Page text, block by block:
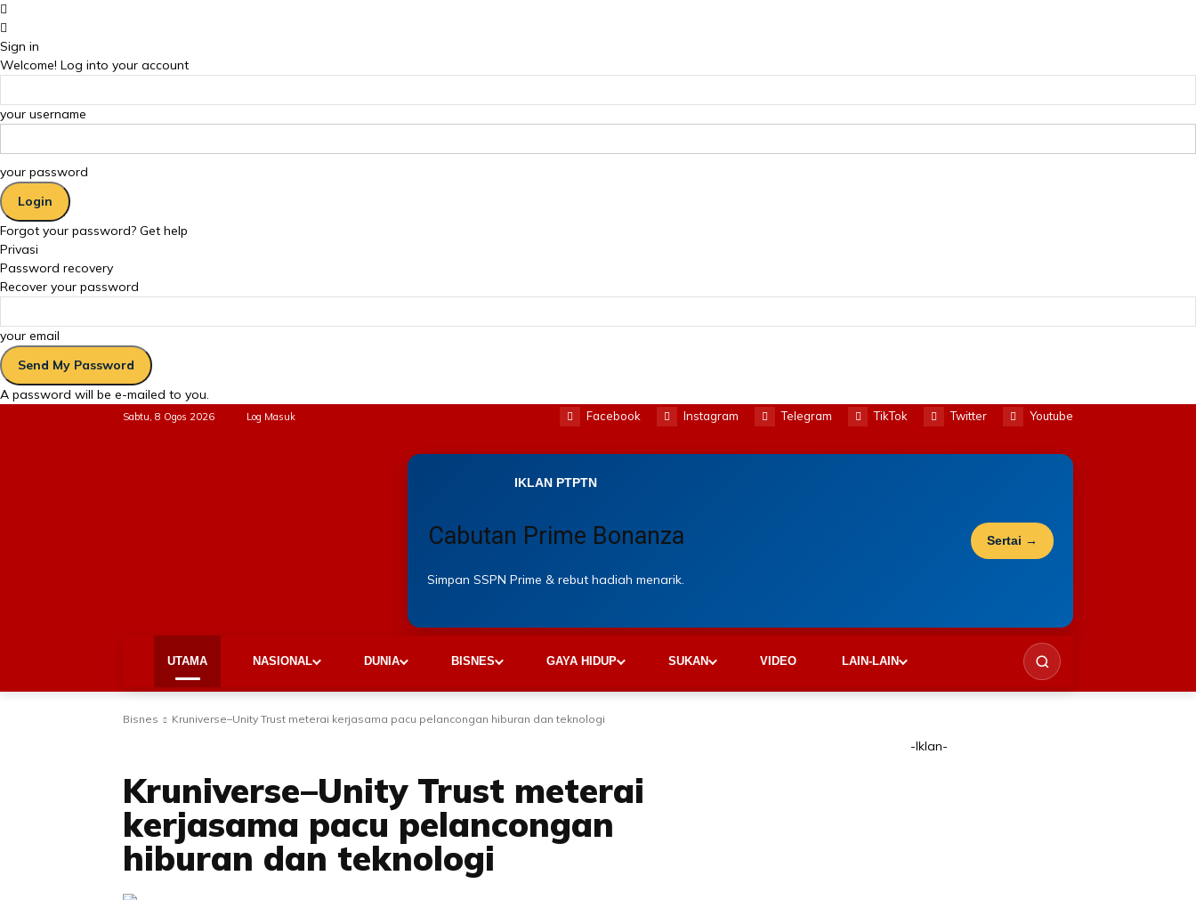
Sign in
Welcome! Log into your account
your username
your password
Forgot your password? Get help
Privasi
Password recovery
Recover your password
your email
A password will be e-mailed to you.
Sabtu, 8 Ogos 2026 Log Masuk Facebook Instagram Telegram TikTok Twitter Youtube
IKLAN PTPTN
Cabutan Prime Bonanza
Simpan SSPN Prime & rebut hadiah menarik.
Sertai →
UTAMA NASIONAL DUNIA BISNES GAYA HIDUP SUKAN VIDEO LAIN-LAIN
Bisnes Kruniverse–Unity Trust meterai kerjasama pacu pelancongan hiburan dan teknologi
Kruniverse–Unity Trust meterai
kerjasama pacu pelancongan
hiburan dan teknologi
-Iklan-